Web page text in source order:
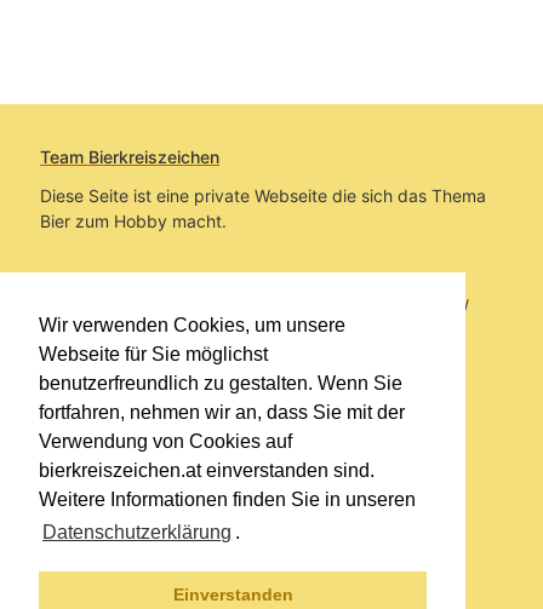
Wir verwenden Cookies, um unsere
Webseite für Sie möglichst
benutzerfreundlich zu gestalten. Wenn Sie
fortfahren, nehmen wir an, dass Sie mit der
Verwendung von Cookies auf
bierkreiszeichen.at einverstanden sind.
Weitere Informationen finden Sie in unseren
Datenschutzerklärung .
Einverstanden
Team Bierkreiszeichen
Diese Seite ist eine private Webseite die sich das Thema
Bier zum Hobby macht.
Sie befinden sich auf https://www.bierkreiszeichen.at/
im Pfad:Bierkreiszeichen/Gesammelte Biere
Erstellt: 2026-08-08
Links
Impressum
Datenschutzerklärung